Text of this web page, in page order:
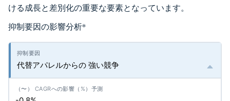
ける成長と差別化の重要な要素となっています。
抑制要因の影響分析*
代替アパレルからの 強い競争